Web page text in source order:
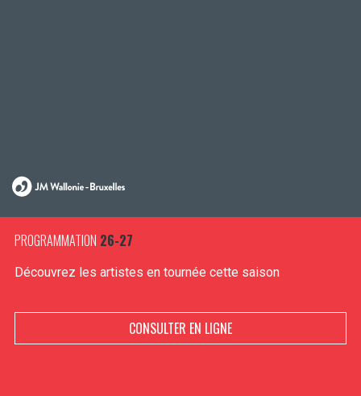
PROGRAMMATION 26-27
Découvrez les artistes en tournée cette saison
CONSULTER EN LIGNE